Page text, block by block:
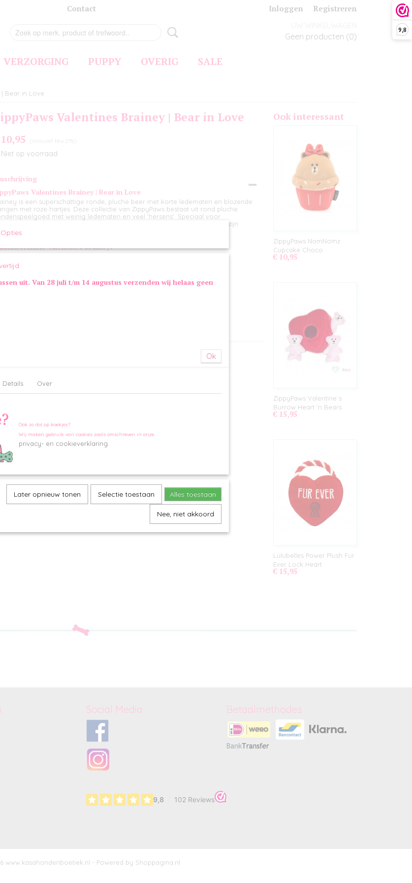
9,8
Contact Inloggen Registreren
Geen producten (0)
VERZORGING PUPPY OVERIG SALE
Bear in Love
Valentines Brainey | Bear in Love
(inclusief btw 21%)
Niet op voorraad
Valentines Brainey | Bear in Love
is een superschattige ronde, pluche beer met korte ledematen en blozende
met roze hartjes. Deze collectie van ZippyPaws bestaat uit rond pluche
met weinig ledematen en veel 'hersens'. Speciaal voor
is deze Brainey Beer uitgerust met roze hartjes. Alle Brainey's zijn
van een medium blaster pieper.
Valentines Brainey:
informatie:
1 medium blaster-pieper
Ook interessant
ZippyPaws NomNomz
Cupcake Choco
€ 10,95
ZippyPaws Valentine´s
Burrow Heart 'n Bears
€ 15,95
Lulubelles Power Plush Fur
Ever Lock Heart
€ 15,95
Social Media Betaalmethodes
www.kasahondenboetiek.nl - Powered by Shoppagina.nl
uit. Van 28 juli t/m 14 augustus verzenden wij helaas geen
Ok
Details Over
Ook zo dol op koekjes?
Wij maken gebruik van cookies zoals omschreven in onze
privacy- en cookieverklaring.
Later opnieuw tonen Selectie toestaan Alles toestaan
Nee, niet akkoord